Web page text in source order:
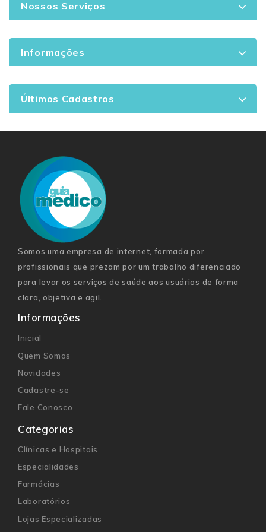
Nossos Serviços
Informações
Últimos Cadastros
Somos uma empresa de internet, formada por
profissionais que prezam por um trabalho diferenciado
para levar os serviços de saúde aos usuários de forma
clara, objetiva e agil.
Informações
Inicial
Quem Somos
Novidades
Cadastre-se
Fale Conosco
Categorias
Clínicas e Hospitais
Especialidades
Farmácias
Laboratórios
Lojas Especializadas